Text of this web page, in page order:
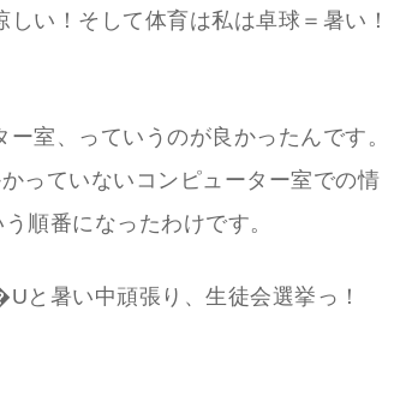
い！そして体育は私は卓球＝暑い！
室、っていうのが良かったんです。
っていないコンピューター室での情
順番になったわけです。
と暑い中頑張り、生徒会選挙っ！